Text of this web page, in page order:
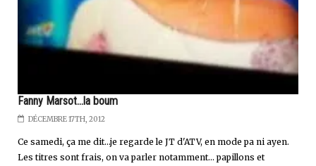
Fanny Marsot...la boum
DÉCEMBRE 17TH, 2012
Ce samedi, ça me dit...je regarde le JT d'ATV, en mode pa ni ayen.
Les titres sont frais, on va parler notamment... papillons et